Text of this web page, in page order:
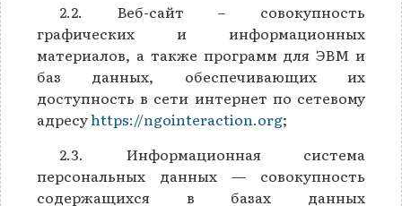
2.2. Веб-сайт – совокупность
графических и информационных
материалов, а также программ для ЭВМ и
баз данных, обеспечивающих их
доступность в сети интернет по сетевому
адресуhttps://ngointeraction.org;
2.3. Информационная система
персональных данных — совокупность
содержащихся в базах данных